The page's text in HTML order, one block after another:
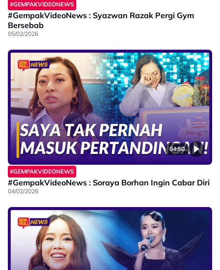
#GEMPAKVIDEONEWS
#GempakVideoNews : Syazwan Razak Pergi Gym
Bersebab
05/02/2026
04:50
#GEMPAKVIDEONEWS
#GempakVideoNews : Soraya Borhan Ingin Cabar Diri
04/02/2026